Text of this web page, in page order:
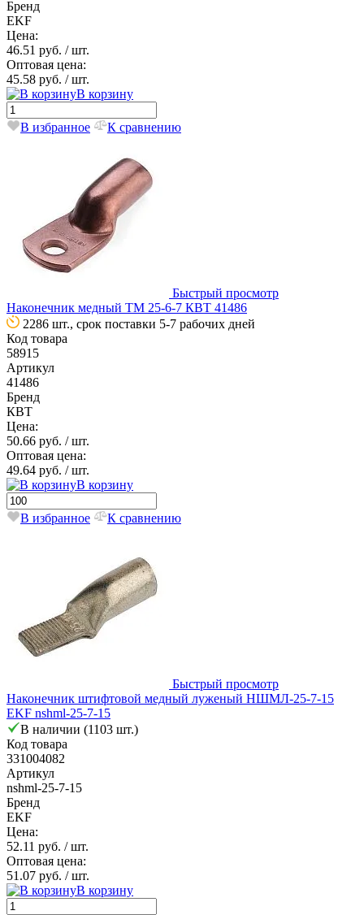
Бренд
EKF
Цена:
46.51 руб. / шт.
Оптовая цена:
45.58 руб. / шт.
В корзину
В избранное К сравнению
Быстрый просмотр
Наконечник медный ТМ 25-6-7 КВТ 41486
2286 шт., срок поставки 5-7 рабочих дней
Код товара
58915
Артикул
41486
Бренд
КВТ
Цена:
50.66 руб. / шт.
Оптовая цена:
49.64 руб. / шт.
В корзину
В избранное К сравнению
Быстрый просмотр
Наконечник штифтовой медный луженый НШМЛ-25-7-15
EKF nshml-25-7-15
В наличии (1103 шт.)
Код товара
331004082
Артикул
nshml-25-7-15
Бренд
EKF
Цена:
52.11 руб. / шт.
Оптовая цена:
51.07 руб. / шт.
В корзину